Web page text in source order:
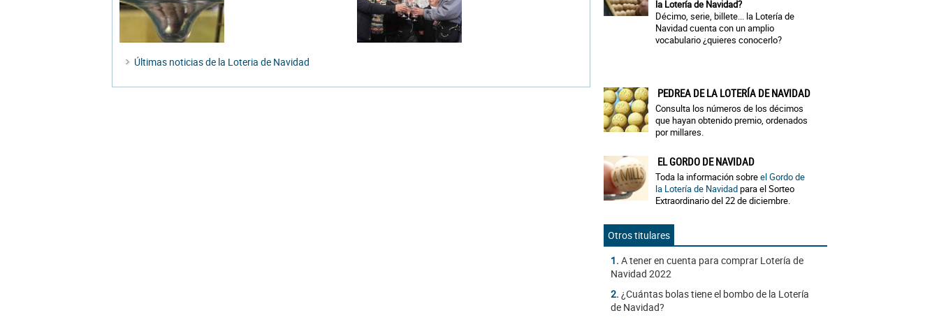
Últimas noticias de la Loteria de Navidad
la Lotería de Navidad?
Décimo, serie, billete... la Lotería de
Navidad cuenta con un amplio
vocabulario ¿quieres conocerlo?
PEDREA DE LA LOTERÍA DE NAVIDAD
Consulta los números de los décimos
que hayan obtenido premio, ordenados
por millares.
EL GORDO DE NAVIDAD
Toda la información sobreel Gordo de
la Lotería de Navidadpara el Sorteo
Extraordinario del 22 de diciembre.
Otros titulares
1. A tener en cuenta para comprar Lotería de
Navidad 2022
2. ¿Cuántas bolas tiene el bombo de la Lotería
de Navidad?